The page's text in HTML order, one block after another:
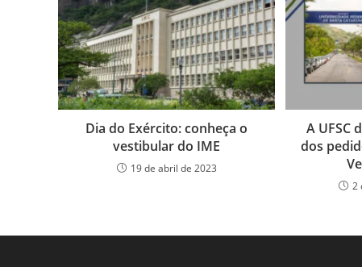
Dia do Exército: conheça o
vestibular do IME
19 de abril de 2023
A UFSC
dos
2